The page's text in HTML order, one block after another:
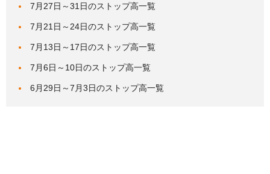
7月27日～31日のストップ高一覧
7月21日～24日のストップ高一覧
7月13日～17日のストップ高一覧
7月6日～10日のストップ高一覧
6月29日～7月3日のストップ高一覧